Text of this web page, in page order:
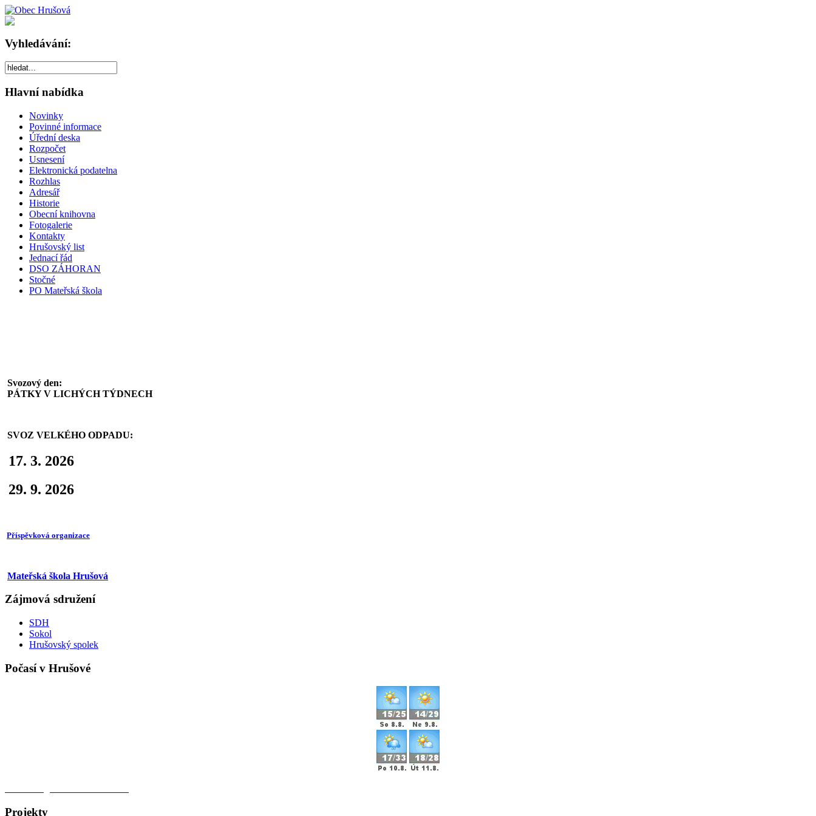
Vyhledávání:
Hlavní nabídka
Novinky
Povinné informace
Úřední deska
Rozpočet
Usnesení
Elektronická podatelna
Rozhlas
Adresář
Historie
Obecní knihovna
Fotogalerie
Kontakty
Hrušovský list
Jednací řád
DSO ZÁHORAN
Stočné
PO Mateřská škola
Svozový den:
PÁTKY V LICHÝCH TÝDNECH
SVOZ VELKÉHO ODPADU:
17. 3. 2026
29. 9. 2026
Příspěvková organizace
Mateřská škola Hrušová
Zájmová sdružení
SDH
Sokol
Hrušovský spolek
Počasí v Hrušové
Projekty